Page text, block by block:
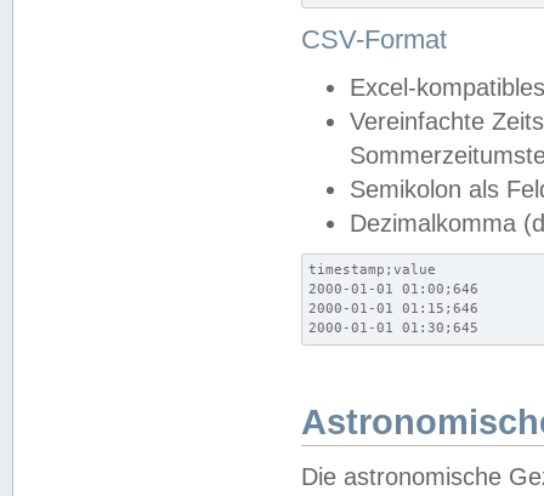
CSV-Format
Excel-
Vereinfachte
Semikolon als
Dezimalkomma
timestamp;value
2000-01-01 01:00;646
2000-01-01 01:15;646
2000-01-01 01:30;645
Die astronomische